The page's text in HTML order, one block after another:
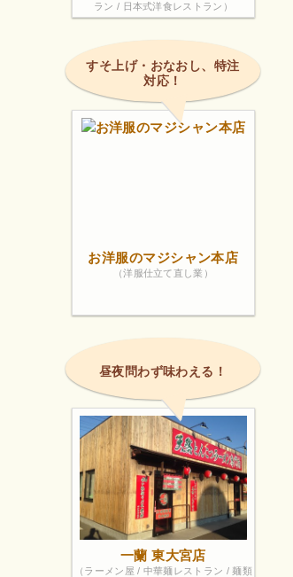
お店の雰囲気にも癒されました。
画像は著作権
ラン / 日本式洋食レストラン）
すそ上げ・おなおし、特注
対応！
お洋服のマジシャン本店
（洋服仕立て直し業）
昼夜問わず味わえる！
一蘭 東大宮店
（ラーメン屋 / 中華麺レストラン / 麺類